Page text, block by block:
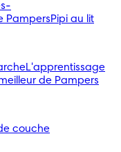
PampersPipi au lit
L'apprentissage
de Pampers
couche